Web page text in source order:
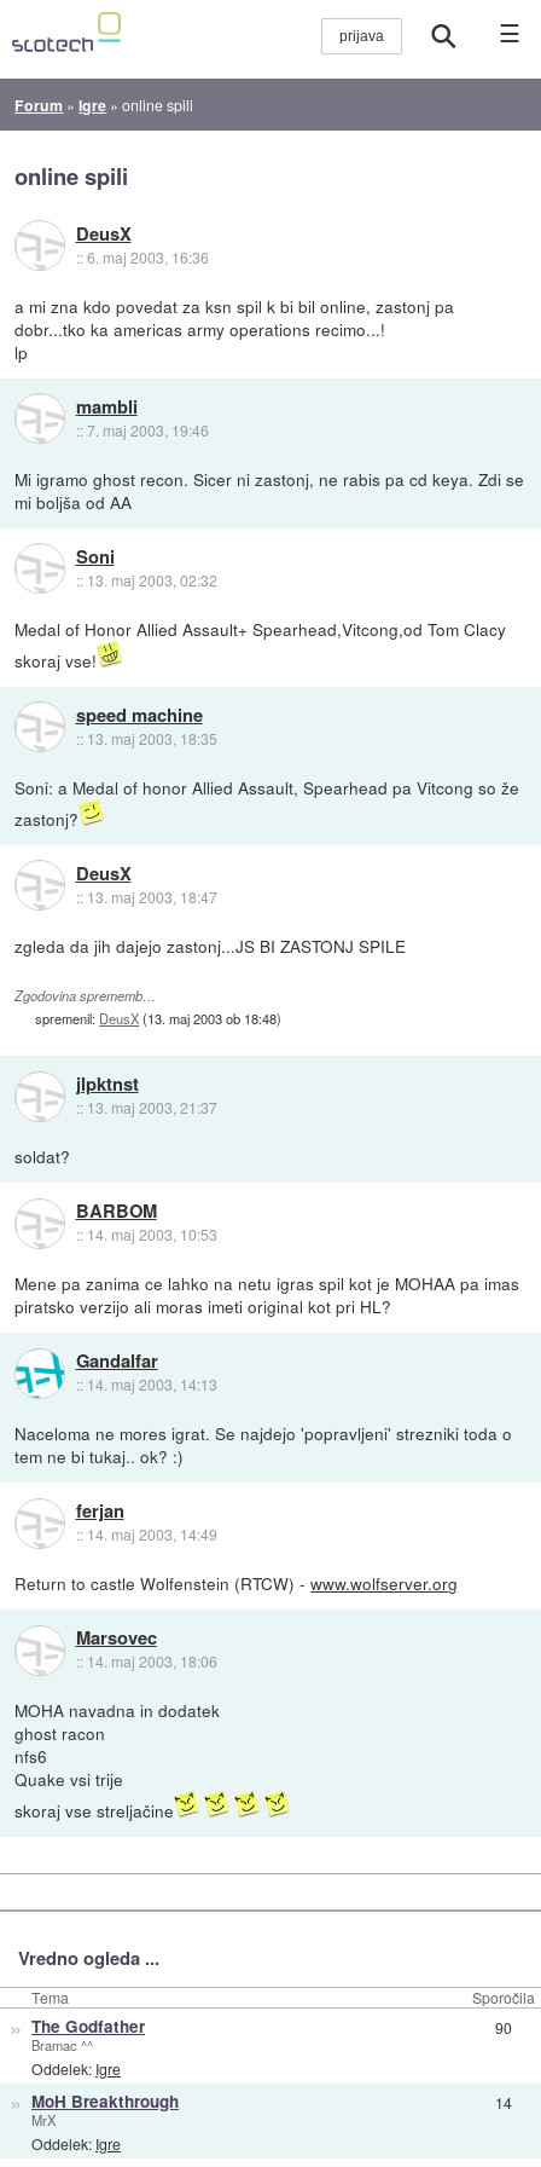
☰
Forum »Igre »online spili
online spili
DeusX
::6. maj 2003, 16:36
a mi zna kdo povedat za ksn spil k bi bil online, zastonj pa
dobr...tko ka americas army operations recimo...!
lp
mambli
::7. maj 2003, 19:46
Mi igramo ghost recon. Sicer ni zastonj, ne rabis pa cd keya. Zdi se
mi boljša od AA
Soni
:: 13. maj 2003, 02:32
Medal of Honor Allied Assault+ Spearhead,Vitcong,od Tom Clacy
skoraj vse!
speed machine
:: 13. maj 2003, 18:35
Soni: a Medal of honor Allied Assault, Spearhead pa Vitcong so že
zastonj?
DeusX
:: 13. maj 2003, 18:47
zgleda da jih dajejo zastonj...JS BI ZASTONJ SPILE
Zgodovina sprememb…
spremenil: DeusX(13. maj 2003 ob 18:48)
jlpktnst
:: 13. maj 2003, 21:37
soldat?
BARBOM
:: 14. maj 2003, 10:53
Mene pa zanima ce lahko na netu igras spil kot je MOHAA pa imas
piratsko verzijo ali moras imeti original kot pri HL?
Gandalfar
:: 14. maj 2003, 14:13
Naceloma ne mores igrat. Se najdejo 'popravljeni' strezniki toda o
tem ne bi tukaj.. ok? :)
ferjan
:: 14. maj 2003, 14:49
Return to castle Wolfenstein (RTCW) -www.wolfserver.org
Marsovec
:: 14. maj 2003, 18:06
MOHA navadna in dodatek
ghost racon
nfs6
Quake vsi trije
skoraj vse streljačine
Vredno ogleda ...
Tema Sporočila
» The Godfather
Bramac ^^
Oddelek: Igre
90
» MoH Breakthrough
MrX
Oddelek: Igre
14